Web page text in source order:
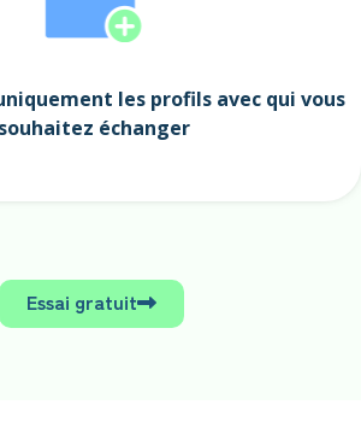
les profils avec qui vous
souhaitez échanger
Essai gratuit